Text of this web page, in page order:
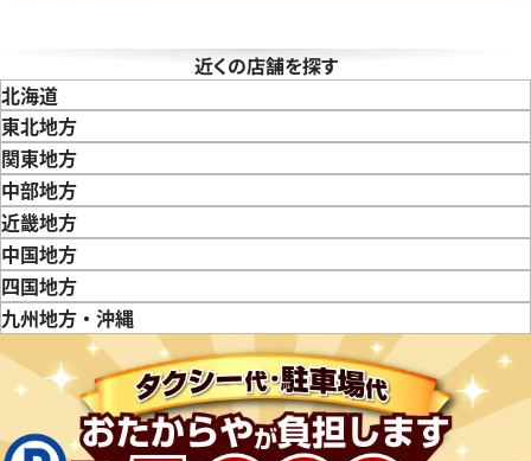
近くの店舗を探す
北海道
東北地方
青森県岩手県
関東地方
東京都神奈川県
中部地方
新潟県富山県
近畿地方
三重県滋賀県
中国地方
鳥取県島根県
四国地方
徳島県香川県愛媛県
九州地方・沖縄
福岡県
佐賀県 長崎県 熊本県大分県宮崎県鹿児島県